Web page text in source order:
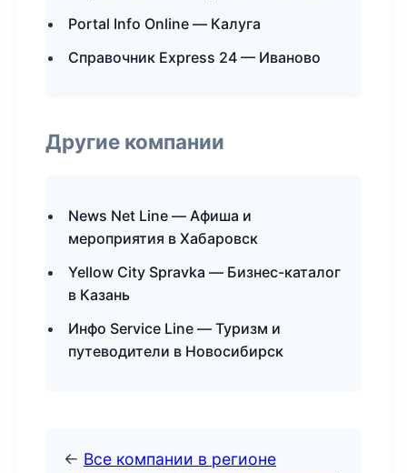
Portal Info Online — Калуга
Справочник Express 24 — Иваново
Другие компании
News Net Line — Афиша и
мероприятия в Хабаровск
Yellow City Spravka — Бизнес-каталог
в Казань
Инфо Service Line — Туризм и
путеводители в Новосибирск
← Все компании в регионе